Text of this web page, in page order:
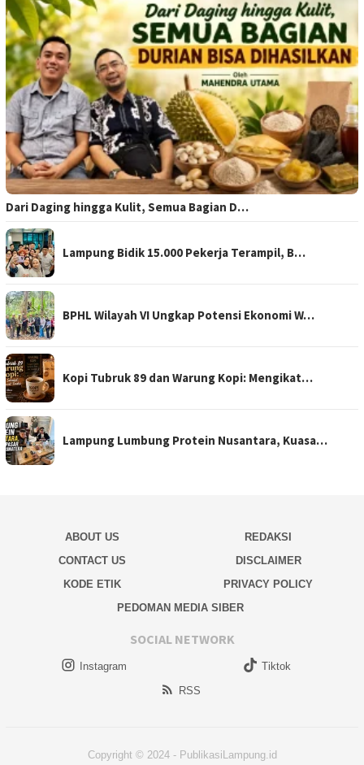
Dari Daging hingga Kulit, Semua Bagian D…
Lampung Bidik 15.000 Pekerja Terampil, B…
BPHL Wilayah VI Ungkap Potensi Ekonomi W…
Kopi Tubruk 89 dan Warung Kopi: Mengikat…
Lampung Lumbung Protein Nusantara, Kuasa…
ABOUT US
REDAKSI
CONTACT US
DISCLAIMER
KODE ETIK
PRIVACY POLICY
PEDOMAN MEDIA SIBER
SOCIAL NETWORK
Instagram
Tiktok
RSS
Copyright © 2024 - PublikasiLampung.id